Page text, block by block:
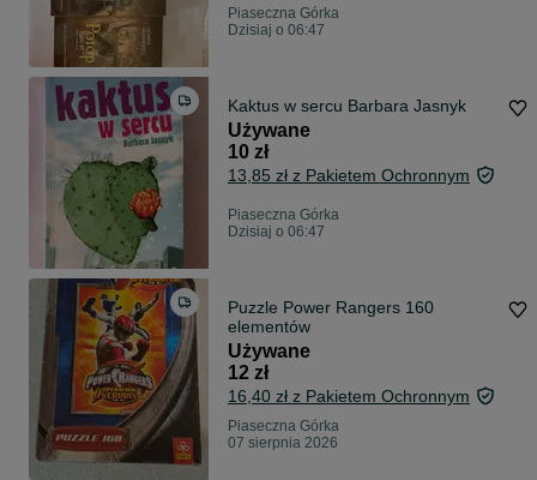
Piaseczna Górka
Dzisiaj o 06:47
Kaktus w sercu Barbara Jasnyk
Używane
10 zł
13,85 zł z Pakietem Ochronnym
Piaseczna Górka
Dzisiaj o 06:47
Puzzle Power Rangers 160
elementów
Używane
12 zł
16,40 zł z Pakietem Ochronnym
Piaseczna Górka
07 sierpnia 2026